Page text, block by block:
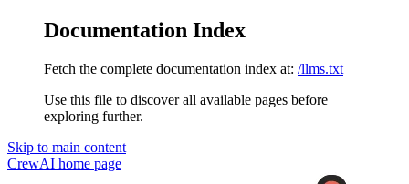
Documentation Index
Fetch the complete documentation index at: /llms.txt
Use this file to discover all available pages before
exploring further.
Skip to main content
CrewAI home page